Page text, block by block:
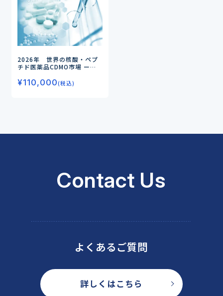
2026年 世界の核酸・ペプ
チド医薬品CDMO市場 ー一
プチドCDMO市場が成長ー
¥110,000(税込)
Contact Us
よくあるご質問
詳しくはこちら